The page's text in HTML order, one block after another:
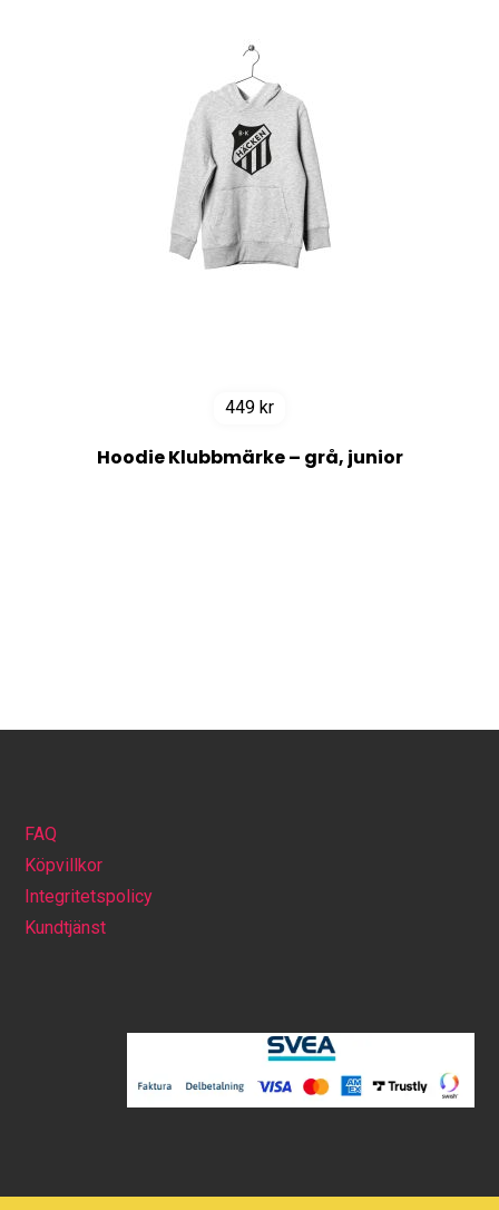
449 kr
Hoodie Klubbmärke – grå, junior
FAQ
Köpvillkor
Integritetspolicy
Kundtjänst